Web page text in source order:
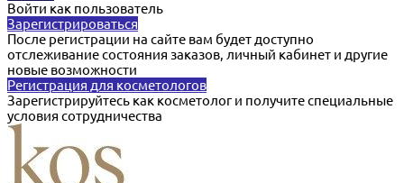
Войти как пользователь
Зарегистрироваться
После регистрации на сайте вам будет доступно
отслеживание состояния заказов, личный кабинет и другие
новые возможности
Регистрация для косметологов
Зарегистрируйтесь как косметолог и получите специальные
условия сотрудничества